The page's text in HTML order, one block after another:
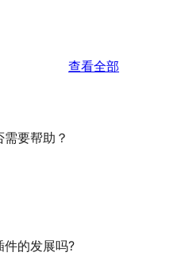
查看全部
要帮助？
件的发展吗?